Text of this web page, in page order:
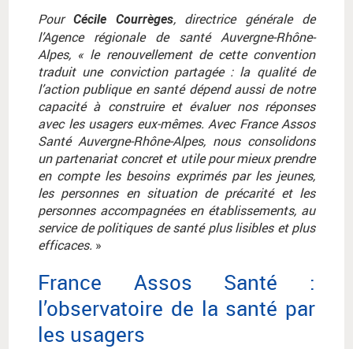
Pour Cécile Courrèges, directrice générale de
l’Agence régionale de santé Auvergne-Rhône-
Alpes, « le renouvellement de cette convention
traduit une conviction partagée : la qualité de
l’action publique en santé dépend aussi de notre
capacité à construire et évaluer nos réponses
avec les usagers eux-mêmes. Avec France Assos
Santé Auvergne-Rhône-Alpes, nous consolidons
un partenariat concret et utile pour mieux prendre
en compte les besoins exprimés par les jeunes,
les personnes en situation de précarité et les
personnes accompagnées en établissements, au
service de politiques de santé plus lisibles et plus
efficaces. »
France Assos Santé :
l’observatoire de la santé par
les usagers